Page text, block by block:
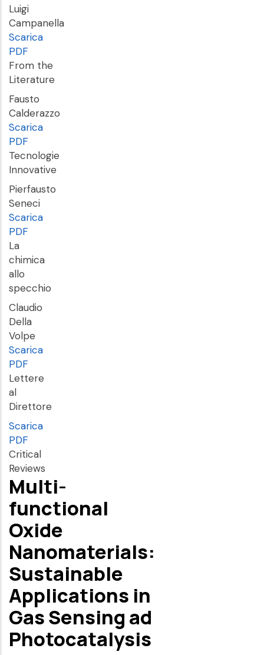
Luigi
Campanella
Scarica
PDF
From the
Literature
Fausto
Calderazzo
Scarica
PDF
Tecnologie
Innovative
Pierfausto
Seneci
Scarica
PDF
La
chimica
allo
specchio
Claudio
Della
Volpe
Scarica
PDF
Lettere
al
Direttore
Scarica
PDF
Critical
Reviews
Multi-
functional
Oxide
Nanomaterials:
Sustainable
Applications in
Gas Sensing ad
Photocatalysis